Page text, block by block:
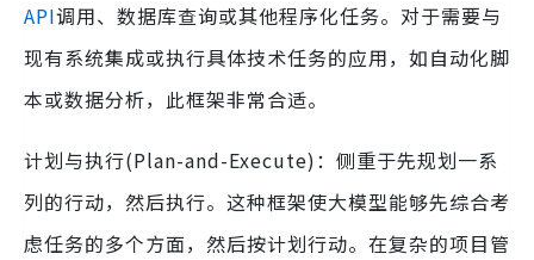
API调用、数据库查询或其他程序化任务。对于需要与
现有系统集成或执行具体技术任务的应用，如自动化脚
本或数据分析，此框架非常合适。
计划与执行(Plan-and-Execute)：侧重于先规划一系
列的行动，然后执行。这种框架使大模型能够先综合考
虑任务的多个方面，然后按计划行动。在复杂的项目管